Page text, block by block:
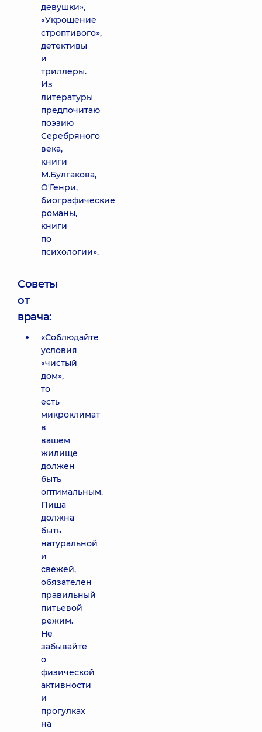
девушки»,
«Укрощение
строптивого»,
детективы
и
триллеры.
Из
литературы
предпочитаю
поэзию
Серебряного
века,
книги
М.Булгакова,
О'Генри,
биографические
романы,
книги
по
психологии».
Советы
от
врача:
«Соблюдайте
условия
«чистый
дом»,
то
есть
микроклимат
в
вашем
жилище
должен
быть
оптимальным.
Пища
должна
быть
натуральной
и
свежей,
обязателен
правильный
питьевой
режим.
Не
забывайте
о
физической
активности
и
прогулках
на